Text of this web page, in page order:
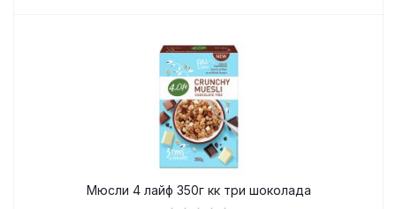
Мюсли 4 лайф 350г кк три шоколада